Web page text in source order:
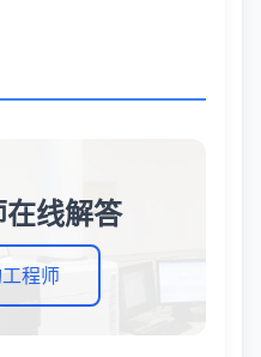
线解答
程师